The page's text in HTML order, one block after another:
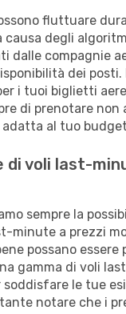
fluttuare
causa degli
dalle compagnie
dei
i tuoi biglietti
di prenotare non
al tuo
di voli last-
sempre la
minute a prezzi
possano essere
gamma di voli
soddisfare le tue
notare che i